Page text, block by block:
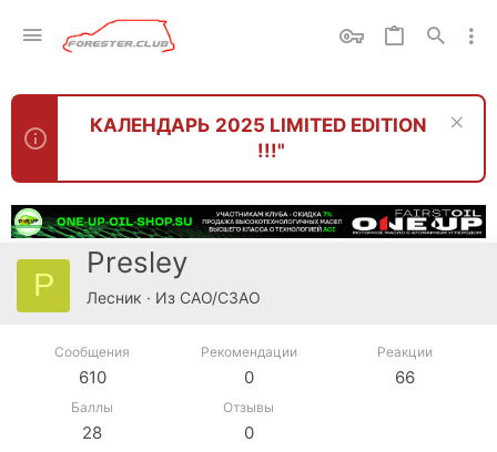
КАЛЕНДАРЬ 2025 LIMITED EDITION
!!!"
P
Presley
Лесник · Из САО/СЗАО
Сообщения
610
Рекомендации
0
Реакции
66
Баллы
28
Отзывы
0